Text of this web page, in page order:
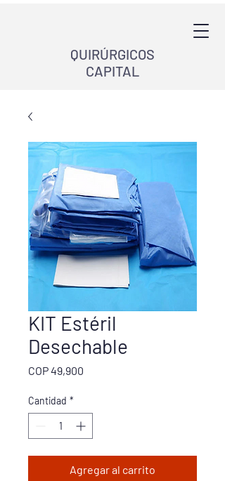
QUIRÚRGICOS
CAPITAL
KIT Estéril
Desechable
COP 49,900
Cantidad *
Agregar al carrito